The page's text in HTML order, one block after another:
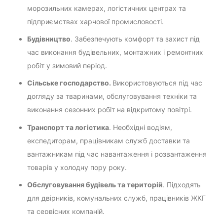
морозильних камерах, логістичних центрах та
підприємствах харчової промисловості.
Будівництво. Забезпечують комфорт та захист під
час виконання будівельних, монтажних і ремонтних
робіт у зимовий період.
Сільське господарство. Використовуються під час
догляду за тваринами, обслуговування техніки та
виконання сезонних робіт на відкритому повітрі.
Транспорт та логістика. Необхідні водіям,
експедиторам, працівникам служб доставки та
вантажникам під час навантаження і розвантаження
товарів у холодну пору року.
Обслуговування будівель та територій. Підходять
для двірників, комунальних служб, працівників ЖКГ
та сервісних компаній.